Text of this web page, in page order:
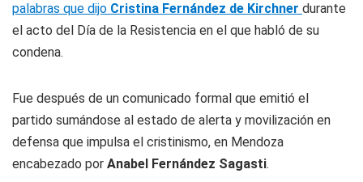
palabras que dijo Cristina Fernández de Kirchner durante
el acto del Día de la Resistencia en el que habló de su
condena.
Fue después de un comunicado formal que emitió el
partido sumándose al estado de alerta y movilización en
defensa que impulsa el cristinismo, en Mendoza
encabezado por Anabel Fernández Sagasti.